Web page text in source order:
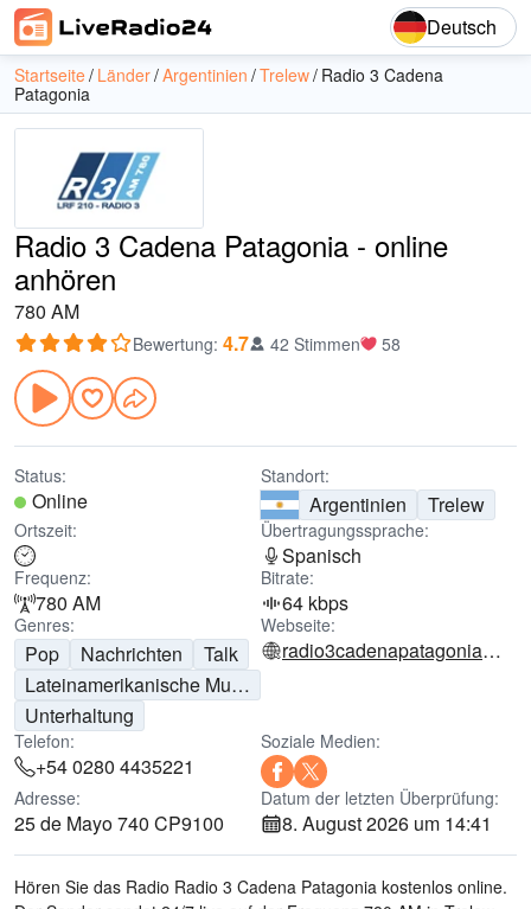
Deutsch
Startseite Länder Argentinien Trelew Radio 3 Cadena
Patagonia
Radio 3 Cadena Patagonia - online
anhören
780 AM
Bewertung: 4.7 42 Stimmen 58
Status:
Online
Standort:
Argentinien Trelew
Ortszeit: Übertragungssprache:
Spanisch
Frequenz:
780 AM
Bitrate:
64 kbps
Genres:
Pop Nachrichten
Talk
Lateinamerikanische Musik
Unterhaltung
Webseite:
radio3cadenapatagonia.com.ar
Telefon:
+54 0280 4435221
Soziale Medien:
Adresse:
25 de Mayo 740 CP9100
Datum der letzten Überprüfung:
8. August 2026 um 14:41
Hören Sie das Radio Radio 3 Cadena Patagonia kostenlos online.